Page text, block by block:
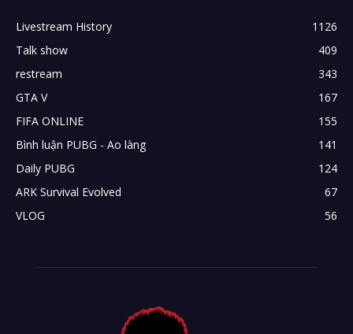
Livestream History
1126
Talk show
409
restream
343
GTA V
167
FIFA ONLINE
155
Bình luận PUBG - Ao làng
141
Daily PUBG
124
ARK Survival Evolved
67
VLOG
56